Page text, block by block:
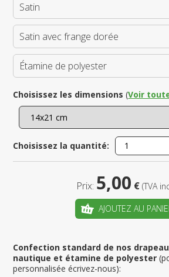
Satin
Satin avec frange dorée
Étamine de polyester
Choisissez les dimensions (Voir
Choisissez la quantité:
Prix: 5,00 € (TVA
AJOUTEZ AU
Confection standard de nos
nautique et étamine de polyester
personnalisée écrivez-nous):